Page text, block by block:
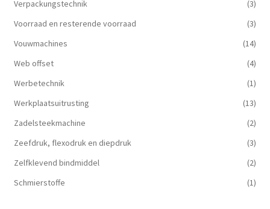
Verpackungstechnik
(3)
Voorraad en resterende voorraad
(3)
Vouwmachines
(14)
Web offset
(4)
Werbetechnik
(1)
Werkplaatsuitrusting
(13)
Zadelsteekmachine
(2)
Zeefdruk, flexodruk en diepdruk
(3)
Zelfklevend bindmiddel
(2)
Schmierstoffe
(1)